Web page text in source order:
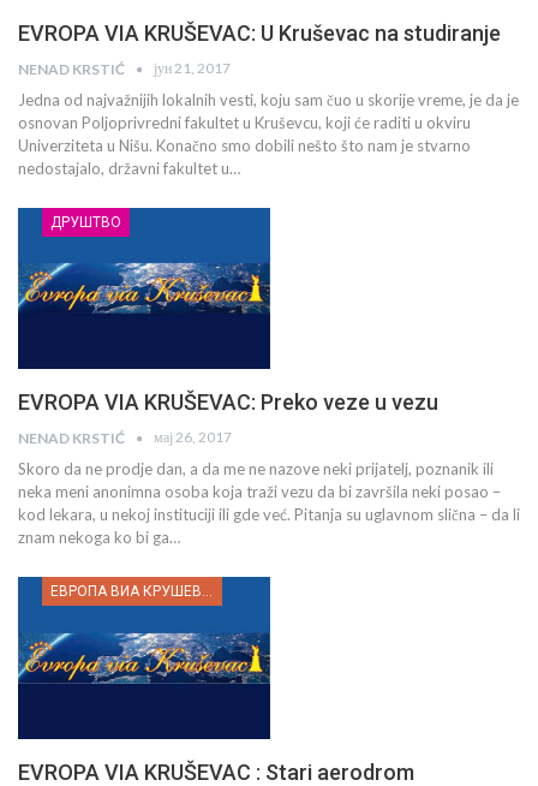
EVROPA VIA KRUŠEVAC: U Kruševac na studiranje
NENAD KRSTIĆ јун 21, 2017
Jedna od najvažnijih lokalnih vesti, koju sam čuo u skorije vreme, je da je
osnovan Poljoprivredni fakultet u Kruševcu, koji će raditi u okviru
Univerziteta u Nišu. Konačno smo dobili nešto što nam je stvarno
nedostajalo, državni fakultet u…
ДРУШТВО
EVROPA VIA KRUŠEVAC: Preko veze u vezu
NENAD KRSTIĆ мај 26, 2017
Skoro da ne prodje dan, a da me ne nazove neki prijatelj, poznanik ili
neka meni anonimna osoba koja traži vezu da bi završila neki posao –
kod lekara, u nekoj instituciji ili gde već. Pitanja su uglavnom slična – da li
znam nekoga ko bi ga…
ЕВРОПА ВИА КРУШЕВАЦ
EVROPA VIA KRUŠEVAC : Stari aerodrom